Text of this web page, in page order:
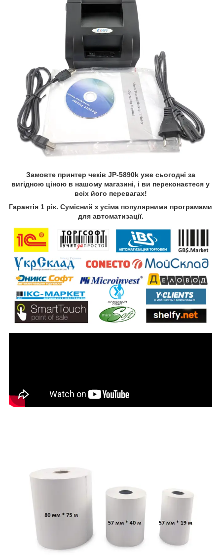
Замовте принтер чеків JP-5890k уже сьогодні за
вигідною ціною в нашому магазині, і ви переконаєтеся у
всіх його перевагах!
Гарантія 1 рік. Сумісний з усіма популярними програмами
для автоматизації.